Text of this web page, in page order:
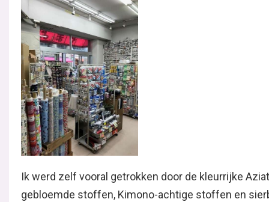
Ik werd zelf vooral getrokken door de kleurrijke
gebloemde stoffen, Kimono-achtige stoffen en